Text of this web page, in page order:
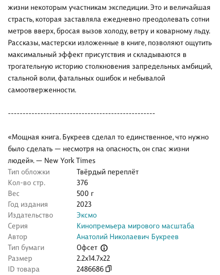
жизни некоторым участникам экспедиции. Это и величайшая
страсть, которая заставляла ежедневно преодолевать сотни
метров вверх, бросая вызов холоду, ветру и коварному льду.
Рассказы, мастерски изложенные в книге, позволяют ощутить
максимальный эффект присутствия и складываются в
трогательную историю столкновения запредельных амбиций,
стальной воли, фатальных ошибок и небывалой
самоотверженности.
--------------------------------------------------
«Мощная книга. Букреев сделал то единственное, что нужно
было сделать — несмотря на опасность, он спас жизни
людей». — New York Times
Тип обложки
Твёрдый переплёт
Кол-во стр.
376
Вес
500 г
Год издания
2023
Издательство
Эксмо
Серия
Кинопремьера мирового масштаба
Автор
Анатолий Николаевич Букреев
Тип бумаги
Офсет
Размер
2.2x14.7x22
ID товара
2486686